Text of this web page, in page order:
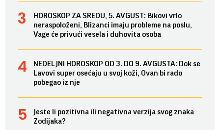
HOROSKOP ZA SREDU, 5. AVGUST: Bikovi vrlo
neraspoloženi, Blizanci imaju probleme na poslu,
Vage će privući vesela i duhovita osoba
NEDELJNI HOROSKOP OD 3. DO 9. AVGUSTA: Dok se
Lavovi super osećaju u svoj koži, Ovan bi rado
pobegao iz nje
Jeste li pozitivna ili negativna verzija svog znaka
Zodijaka?